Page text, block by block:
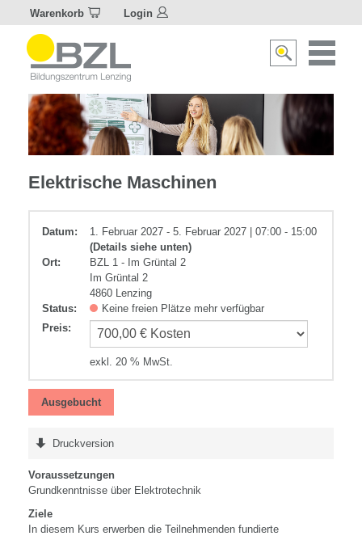
Warenkorb Login
Suche
Elektrotechnik
Elektrische Maschinen
Datum:
1. Februar 2027 - 5. Februar 2027 | 07:00 - 15:00
(Details siehe unten)
Ort:
BZL 1 - Im Grüntal 2
Im Grüntal 2
4860 Lenzing
Status:
Keine freien Plätze mehr verfügbar
Preis:
exkl. 20 % MwSt.
Ausgebucht
Druckversion
Voraussetzungen
Grundkenntnisse über Elektrotechnik
Ziele
In diesem Kurs erwerben die Teilnehmenden fundierte